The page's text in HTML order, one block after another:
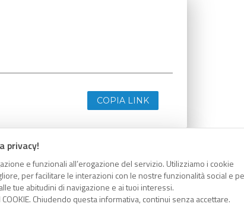
privacy!
e funzionali all’erogazione del servizio. Utilizziamo i cookie
per facilitare le interazioni con le nostre funzionalità social e
tue abitudini di navigazione e ai tuoi interessi.
Chiudendo questa informativa, continui senza accettare.
COPIA LINK